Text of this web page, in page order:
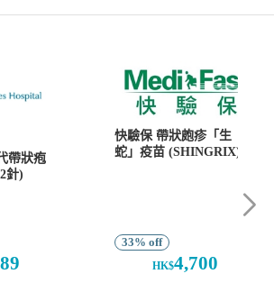
帶狀疱
針)
快驗保 帶狀皰疹「生
蛇」疫苗 (SHINGRIX) (2
33% off
HK$4,700